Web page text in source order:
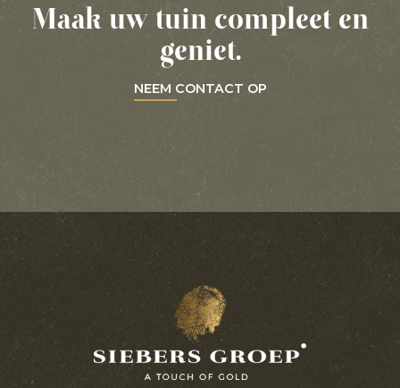
Maak uw tuin compleet en
geniet.
NEEM CONTACT OP